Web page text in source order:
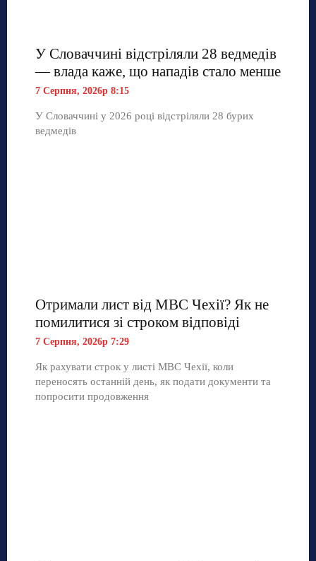
У Словаччині відстріляли 28 ведмедів
— влада каже, що нападів стало менше
7 Серпня, 2026р 8:15
У Словаччині у 2026 році відстріляли 28 бурих
ведмедів
Отримали лист від МВС Чехії? Як не
помилитися зі строком відповіді
7 Серпня, 2026р 7:29
Як рахувати строк у листі МВС Чехії, коли
переносять останній день, як подати документи та
попросити продовження